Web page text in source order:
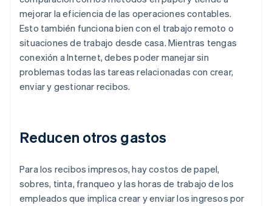
mejorar la eficiencia de las operaciones contables.
Esto también funciona bien con el trabajo remoto o
situaciones de trabajo desde casa. Mientras tengas
conexión a Internet, debes poder manejar sin
problemas todas las tareas relacionadas con crear,
enviar y gestionar recibos.
Reducen otros gastos
Para los recibos impresos, hay costos de papel,
sobres, tinta, franqueo y las horas de trabajo de los
empleados que implica crear y enviar los ingresos por